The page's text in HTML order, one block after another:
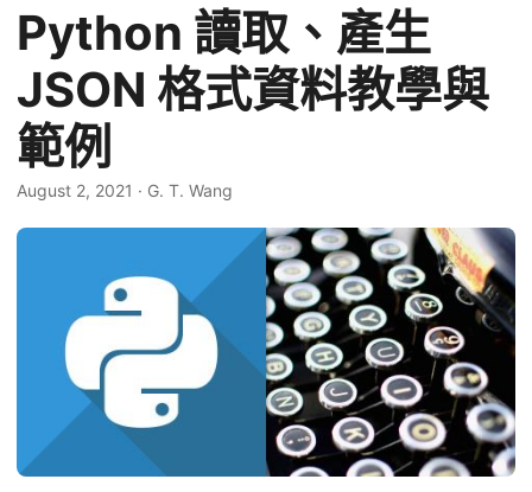
Python 讀取、產生
JSON 格式資料教學與
範例
August 2, 2021 · G. T. Wang